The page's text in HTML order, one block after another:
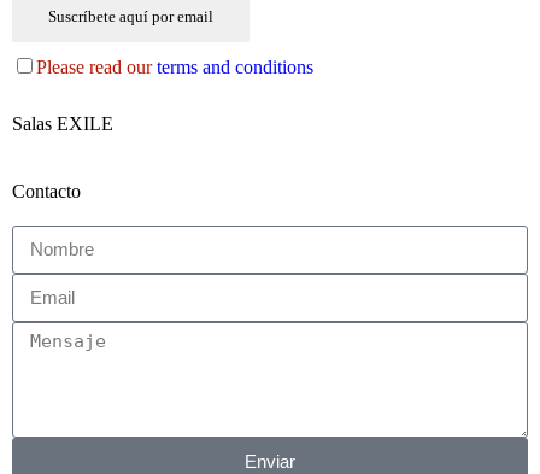
Please read ourterms and conditions
Salas EXILE
Contacto
Enviar